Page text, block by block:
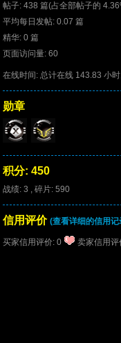
帖子: 438 篇(占全部帖子的
平均每日发帖: 0.07 篇
精华: 0 篇
页面访问量: 60
在线时间: 总计在线 143.83 小
勋章
积分: 450
战绩: 3 , 碎片: 590
信用评价 (查看详细的信用记
买家信用评价: 0 卖家信用评